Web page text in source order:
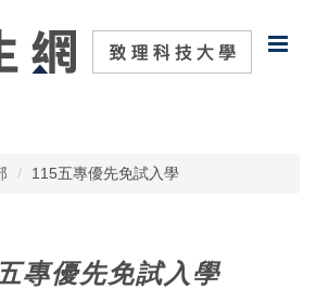
115五專優先免試入學
專優先免試入學